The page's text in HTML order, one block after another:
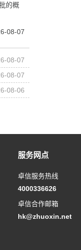
的概
08-07
08-07
08-07
08-06
服务网点
卓信服务热线
4000336626
卓信合作邮箱
hk@zhuoxin.net